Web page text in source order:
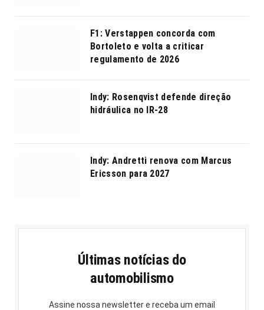
F1: Verstappen concorda com
Bortoleto e volta a criticar
regulamento de 2026
Indy: Rosenqvist defende direção
hidráulica no IR-28
Indy: Andretti renova com Marcus
Ericsson para 2027
Últimas notícias do
automobilismo
Assine nossa newsletter e receba um email